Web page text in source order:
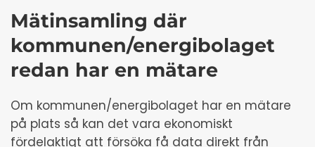
Mätinsamling där
kommunen/energibolaget
redan har en mätare
Om kommunen/energibolaget har en mätare
på plats så kan det vara ekonomiskt
fördelaktigt att försöka få data direkt från